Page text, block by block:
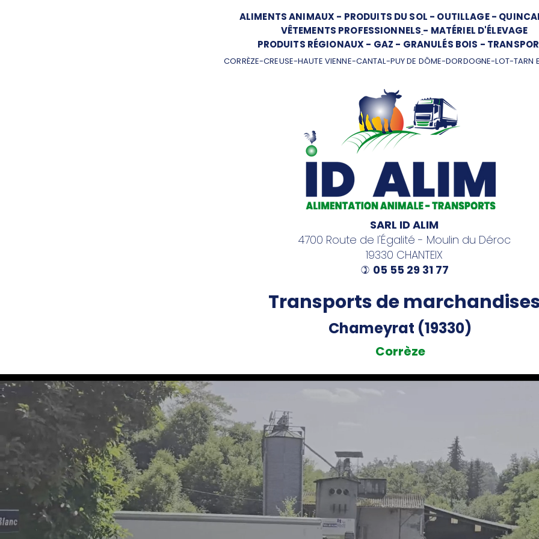
ALIMENTS ANIMAUX- PRODUITS DU SOL - OUTILLAGE-
VÊTEMENTS PROFESSIONNELS - MATÉRIEL D'ÉLEVAGE
PRODUITS RÉGIONAUX- GAZ - GRANULÉS BOIS -
CORRÈZE-CREUSE-HAUTE VIENNE-CANTAL-PUY DE DÔME-DORDOGNE-LOT-TARN
SARL ID ALIM
4700 Route de l'Égalité - Moulin du Déroc
19330 CHANTEIX
) 05 55 29 31 77
Transports de
Chameyrat (19330)
Corrèze